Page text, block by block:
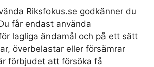
Riksfokus.se godkänner du
får endast använda
lagliga ändamål och på ett sätt
överbelastar eller försämrar
förbjudet att försöka få